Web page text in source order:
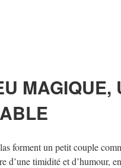
MAGIQUE,
forment un petit couple
d’une timidité et d’humour,